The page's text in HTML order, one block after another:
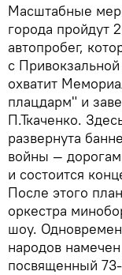
Масштабные
города пройдут
автопробег,
с
охватит
плацдарм" и
П.Ткаченко.
развернута
войны —
и состоится
После этого
оркестра
шоу.
народов
посвященный